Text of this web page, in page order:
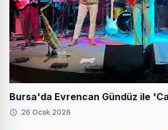
Bursa'da Evrencan Gündüz ile
26 Ocak 2026